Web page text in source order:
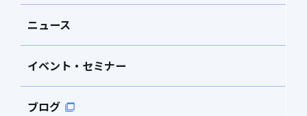
ニュース
イベント・セミナー
ブログ